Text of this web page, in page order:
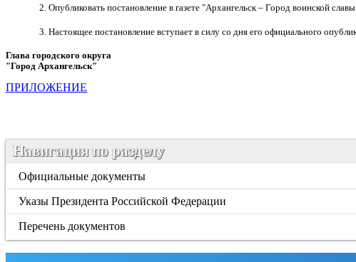
2. Опубликовать постановление в газете "Архангельск – Город воинской
3. Настоящее постановление вступает в силу со дня его официального
Глава городского округа
"Город Архангельск" Д.А.
ПРИЛОЖЕНИЕ
Навигация по разделу
Официальные документы
Указы Президента Российской Федерации
Перечень документов